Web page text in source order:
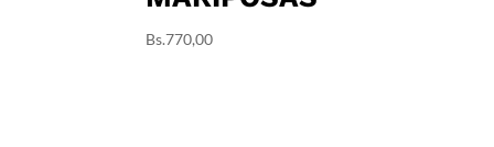
Bs.770,00